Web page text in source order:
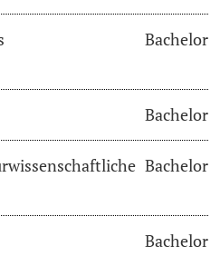
Bachelor
Bachelor
Bachelor
Bachelor